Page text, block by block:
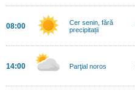
08:00
Cer senin, fără
precipitații
14:00 Parţial noros